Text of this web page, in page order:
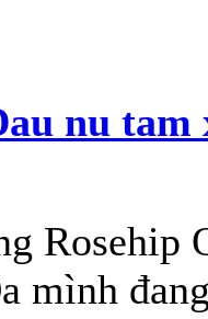
nu
Rosehip
mình